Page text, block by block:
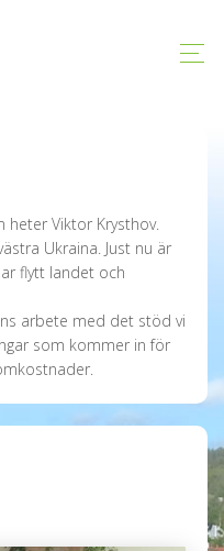
heter Viktor Krysthov.
Ukraina. Just nu är
flytt landet och
arbete med det stöd vi
som kommer in för